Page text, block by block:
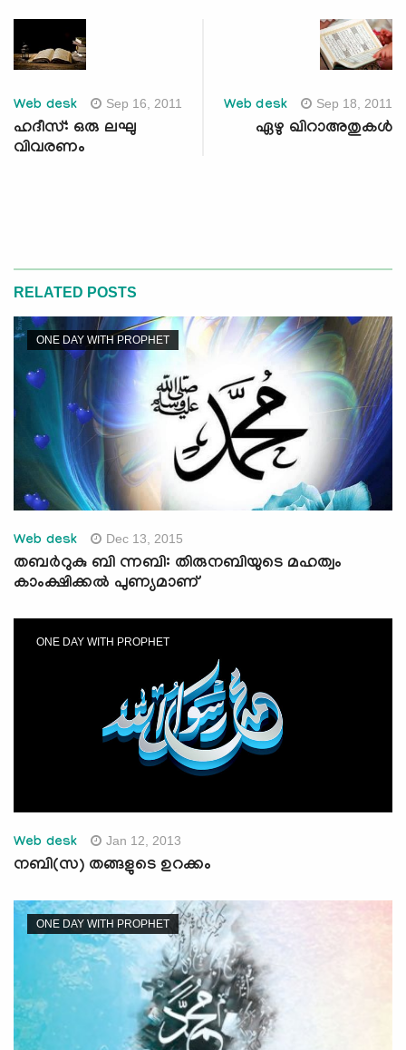
Web desk Sep 16, 2011
ഹദീസ്: ഒരു ലഘു
വിവരണം
Web desk Sep 18, 2011
ഏഴു ഖിറാഅതുകള്‍
RELATED POSTS
ONE DAY WITH PROPHET
Web desk Dec 13, 2015
തബര്‍റുകു ബി ന്നബി: തിരുനബിയുടെ മഹത്വം
കാംക്ഷിക്കല്‍ പുണ്യമാണ്
ONE DAY WITH PROPHET
Web desk Jan 12, 2013
നബി(സ) തങ്ങളുടെ ഉറക്കം
ONE DAY WITH PROPHET